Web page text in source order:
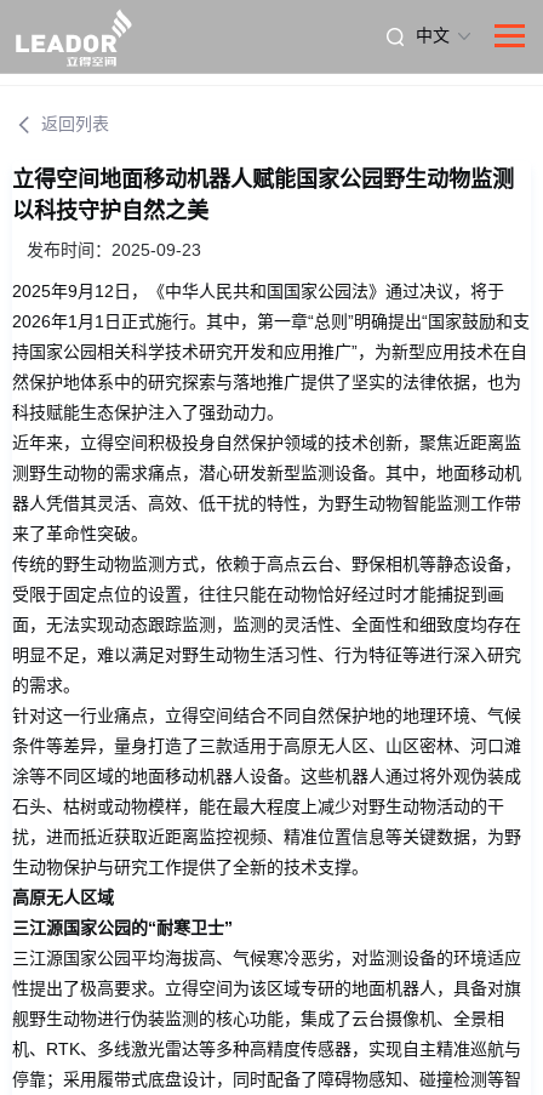
中文
返回列表
立得空间地面移动机器人赋能国家公园野生动物监测
以科技守护自然之美
发布时间：2025-09-23
2025年9月12日，《中华人民共和国国家公园法》通过决议，将于
2026年1月1日正式施行。其中，第一章“总则”明确提出“国家鼓励和支
持国家公园相关科学技术研究开发和应用推广”，为新型应用技术在自
然保护地体系中的研究探索与落地推广提供了坚实的法律依据，也为
科技赋能生态保护注入了强劲动力。
近年来，立得空间积极投身自然保护领域的技术创新，聚焦近距离监
测野生动物的需求痛点，潜心研发新型监测设备。其中，地面移动机
器人凭借其灵活、高效、低干扰的特性，为野生动物智能监测工作带
来了革命性突破。
传统的野生动物监测方式，依赖于高点云台、野保相机等静态设备，
受限于固定点位的设置，往往只能在动物恰好经过时才能捕捉到画
面，无法实现动态跟踪监测，监测的灵活性、全面性和细致度均存在
明显不足，难以满足对野生动物生活习性、行为特征等进行深入研究
的需求。
针对这一行业痛点，立得空间结合不同自然保护地的地理环境、气候
条件等差异，量身打造了三款适用于高原无人区、山区密林、河口滩
涂等不同区域的地面移动机器人设备。这些机器人通过将外观伪装成
石头、枯树或动物模样，能在最大程度上减少对野生动物活动的干
扰，进而抵近获取近距离监控视频、精准位置信息等关键数据，为野
生动物保护与研究工作提供了全新的技术支撑。
高原无人区域
三江源国家公园的“耐寒卫士”
三江源国家公园平均海拔高、气候寒冷恶劣，对监测设备的环境适应
性提出了极高要求。立得空间为该区域专研的地面机器人，具备对旗
舰野生动物进行伪装监测的核心功能，集成了云台摄像机、全景相
机、RTK、多线激光雷达等多种高精度传感器，实现自主精准巡航与
停靠；采用履带式底盘设计，同时配备了障碍物感知、碰撞检测等智